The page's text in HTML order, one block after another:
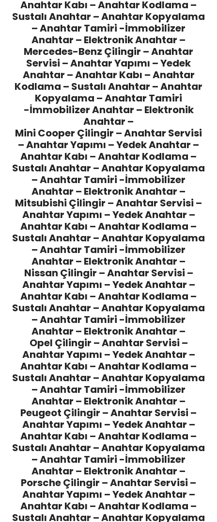
Anahtar Kabı – Anahtar Kodlama –
Sustalı Anahtar – Anahtar Kopyalama
– Anahtar Tamiri -İmmobilizer
Anahtar – Elektronik Anahtar –
Mercedes-Benz Çilingir – Anahtar
Servisi – Anahtar Yapımı – Yedek
Anahtar – Anahtar Kabı – Anahtar
Kodlama – Sustalı Anahtar – Anahtar
Kopyalama – Anahtar Tamiri
-İmmobilizer Anahtar – Elektronik
Anahtar –
Mini Cooper Çilingir – Anahtar Servisi
– Anahtar Yapımı – Yedek Anahtar –
Anahtar Kabı – Anahtar Kodlama –
Sustalı Anahtar – Anahtar Kopyalama
– Anahtar Tamiri -İmmobilizer
Anahtar – Elektronik Anahtar –
Mitsubishi Çilingir – Anahtar Servisi –
Anahtar Yapımı – Yedek Anahtar –
Anahtar Kabı – Anahtar Kodlama –
Sustalı Anahtar – Anahtar Kopyalama
– Anahtar Tamiri -İmmobilizer
Anahtar – Elektronik Anahtar –
Nissan Çilingir – Anahtar Servisi –
Anahtar Yapımı – Yedek Anahtar –
Anahtar Kabı – Anahtar Kodlama –
Sustalı Anahtar – Anahtar Kopyalama
– Anahtar Tamiri -İmmobilizer
Anahtar – Elektronik Anahtar –
Opel Çilingir – Anahtar Servisi –
Anahtar Yapımı – Yedek Anahtar –
Anahtar Kabı – Anahtar Kodlama –
Sustalı Anahtar – Anahtar Kopyalama
– Anahtar Tamiri -İmmobilizer
Anahtar – Elektronik Anahtar –
Peugeot Çilingir – Anahtar Servisi –
Anahtar Yapımı – Yedek Anahtar –
Anahtar Kabı – Anahtar Kodlama –
Sustalı Anahtar – Anahtar Kopyalama
– Anahtar Tamiri -İmmobilizer
Anahtar – Elektronik Anahtar –
Porsche Çilingir – Anahtar Servisi –
Anahtar Yapımı – Yedek Anahtar –
Anahtar Kabı – Anahtar Kodlama –
Sustalı Anahtar – Anahtar Kopyalama